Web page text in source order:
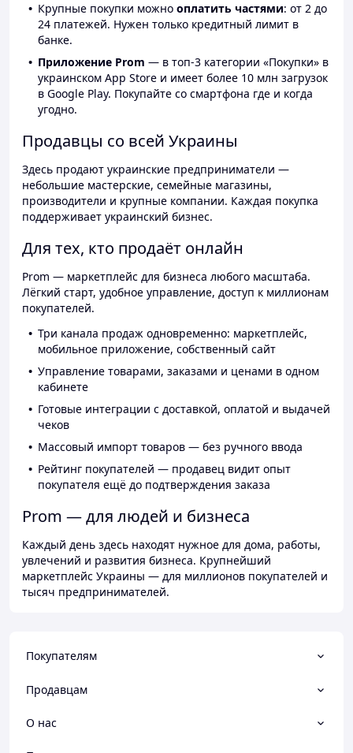
Крупные покупки можно оплатить частями: от 2 до
24 платежей. Нужен только кредитный лимит в
банке.
Приложение Prom — в топ-3 категории «Покупки» в
украинском App Store и имеет более 10 млн загрузок
в Google Play. Покупайте со смартфона где и когда
угодно.
Продавцы со всей Украины
Здесь продают украинские предприниматели —
небольшие мастерские, семейные магазины,
производители и крупные компании. Каждая покупка
поддерживает украинский бизнес.
Для тех, кто продаёт онлайн
Prom — маркетплейс для бизнеса любого масштаба.
Лёгкий старт, удобное управление, доступ к миллионам
покупателей.
Три канала продаж одновременно: маркетплейс,
мобильное приложение, собственный сайт
Управление товарами, заказами и ценами в одном
кабинете
Готовые интеграции с доставкой, оплатой и выдачей
чеков
Массовый импорт товаров — без ручного ввода
Рейтинг покупателей — продавец видит опыт
покупателя ещё до подтверждения заказа
Prom — для людей и бизнеса
Каждый день здесь находят нужное для дома, работы,
увлечений и развития бизнеса. Крупнейший
маркетплейс Украины — для миллионов покупателей и
тысяч предпринимателей.
Покупателям
Продавцам
О нас